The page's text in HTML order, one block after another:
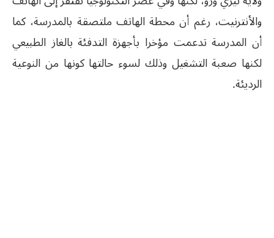
والأنترنيت، رغم أن محطة الهاتف ملتصقة بالمدرسة، كما
أن المدرسة تدعمت مؤخرا بأجهزة التدفئة بالغاز الطبيعي
لكنها صعبة التشغيل وذلك لسوء حالتها كونها من النوعية
الرديئة.